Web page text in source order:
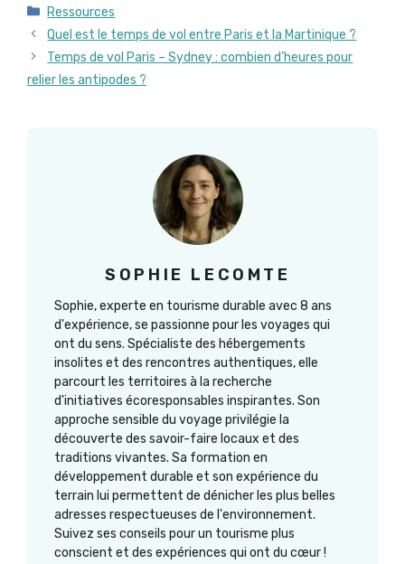
Catégories
Ressources
Quel est le temps de vol entre Paris et la Martinique ?
Temps de vol Paris – Sydney : combien d’heures pour
relier les antipodes ?
SOPHIE LECOMTE
Sophie, experte en tourisme durable avec 8 ans
d'expérience, se passionne pour les voyages qui
ont du sens. Spécialiste des hébergements
insolites et des rencontres authentiques, elle
parcourt les territoires à la recherche
d'initiatives écoresponsables inspirantes. Son
approche sensible du voyage privilégie la
découverte des savoir-faire locaux et des
traditions vivantes. Sa formation en
développement durable et son expérience du
terrain lui permettent de dénicher les plus belles
adresses respectueuses de l'environnement.
Suivez ses conseils pour un tourisme plus
conscient et des expériences qui ont du cœur !